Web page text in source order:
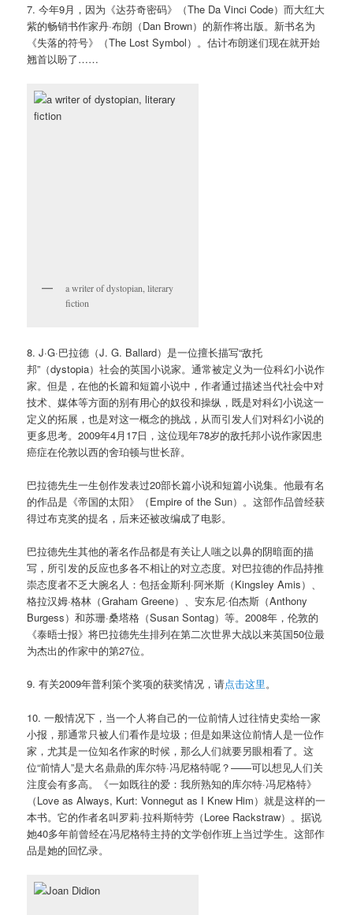
7. 今年9月，因为《达芬奇密码》（The Da Vinci Code）而大红大
紫的畅销书作家丹·布朗（Dan Brown）的新作将出版。新书名为
《失落的符号》（The Lost Symbol）。估计布朗迷们现在就开始
翘首以盼了……
a writer of dystopian, literary
fiction
8. J·G·巴拉德（J. G. Ballard）是一位擅长描写“敌托
邦”（dystopia）社会的英国小说家。通常被定义为一位科幻小说作
家。但是，在他的长篇和短篇小说中，作者通过描述当代社会中对
技术、媒体等方面的别有用心的奴役和操纵，既是对科幻小说这一
定义的拓展，也是对这一概念的挑战，从而引发人们对科幻小说的
更多思考。2009年4月17日，这位现年78岁的敌托邦小说作家因患
癌症在伦敦以西的舍珀顿与世长辞。
巴拉德先生一生创作发表过20部长篇小说和短篇小说集。他最有名
的作品是《帝国的太阳》（Empire of the Sun）。这部作品曾经获
得过布克奖的提名，后来还被改编成了电影。
巴拉德先生其他的著名作品都是有关让人嗤之以鼻的阴暗面的描
写，所引发的反应也多各不相让的对立态度。对巴拉德的作品持推
崇态度者不乏大腕名人：包括金斯利·阿米斯（Kingsley Amis）、
格拉汉姆·格林（Graham Greene）、安东尼·伯杰斯（Anthony
Burgess）和苏珊·桑塔格（Susan Sontag）等。2008年，伦敦的
《泰晤士报》将巴拉德先生排列在第二次世界大战以来英国50位最
为杰出的作家中的第27位。
9. 有关2009年普利策个奖项的获奖情况，请点击这里。
10. 一般情况下，当一个人将自己的一位前情人过往情史卖给一家
小报，那通常只被人们看作是垃圾；但是如果这位前情人是一位作
家，尤其是一位知名作家的时候，那么人们就要另眼相看了。这
位“前情人”是大名鼎鼎的库尔特·冯尼格特呢？——可以想见人们关
注度会有多高。《一如既往的爱：我所熟知的库尔特·冯尼格特》
（Love as Always, Kurt: Vonnegut as I Knew Him）就是这样的一
本书。它的作者名叫罗莉·拉科斯特劳（Loree Rackstraw）。据说
她40多年前曾经在冯尼格特主持的文学创作班上当过学生。这部作
品是她的回忆录。